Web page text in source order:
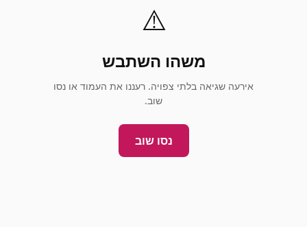
⚠️
משהו השתבש
אירעה שגיאה בלתי צפויה. רעננו את העמוד או נסו
שוב.
נסו שוב